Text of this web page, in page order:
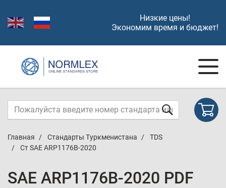
Низкие цены!
Экономим время и бюджет!
Главная Стандарты Туркменистана
TDS
Ст SAE ARP1176B-2020
SAE ARP1176B-2020 PDF